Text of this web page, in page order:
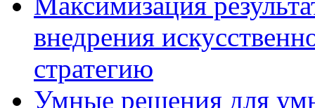
внедрения
стратегию
Умные решения для